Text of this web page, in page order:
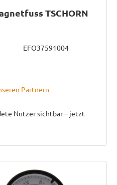
TSCHORN
EFO37591004
Partnern
Nutzer sichtbar – jetzt